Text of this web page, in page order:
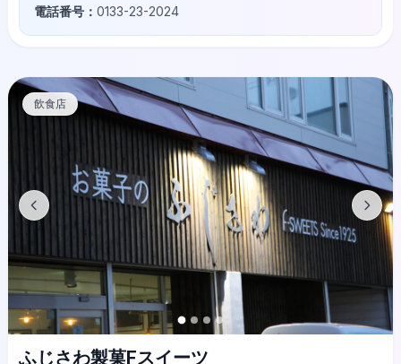
電話番号： 0133-23-2024
飲食店
ふじさわ製菓Fスイーツ